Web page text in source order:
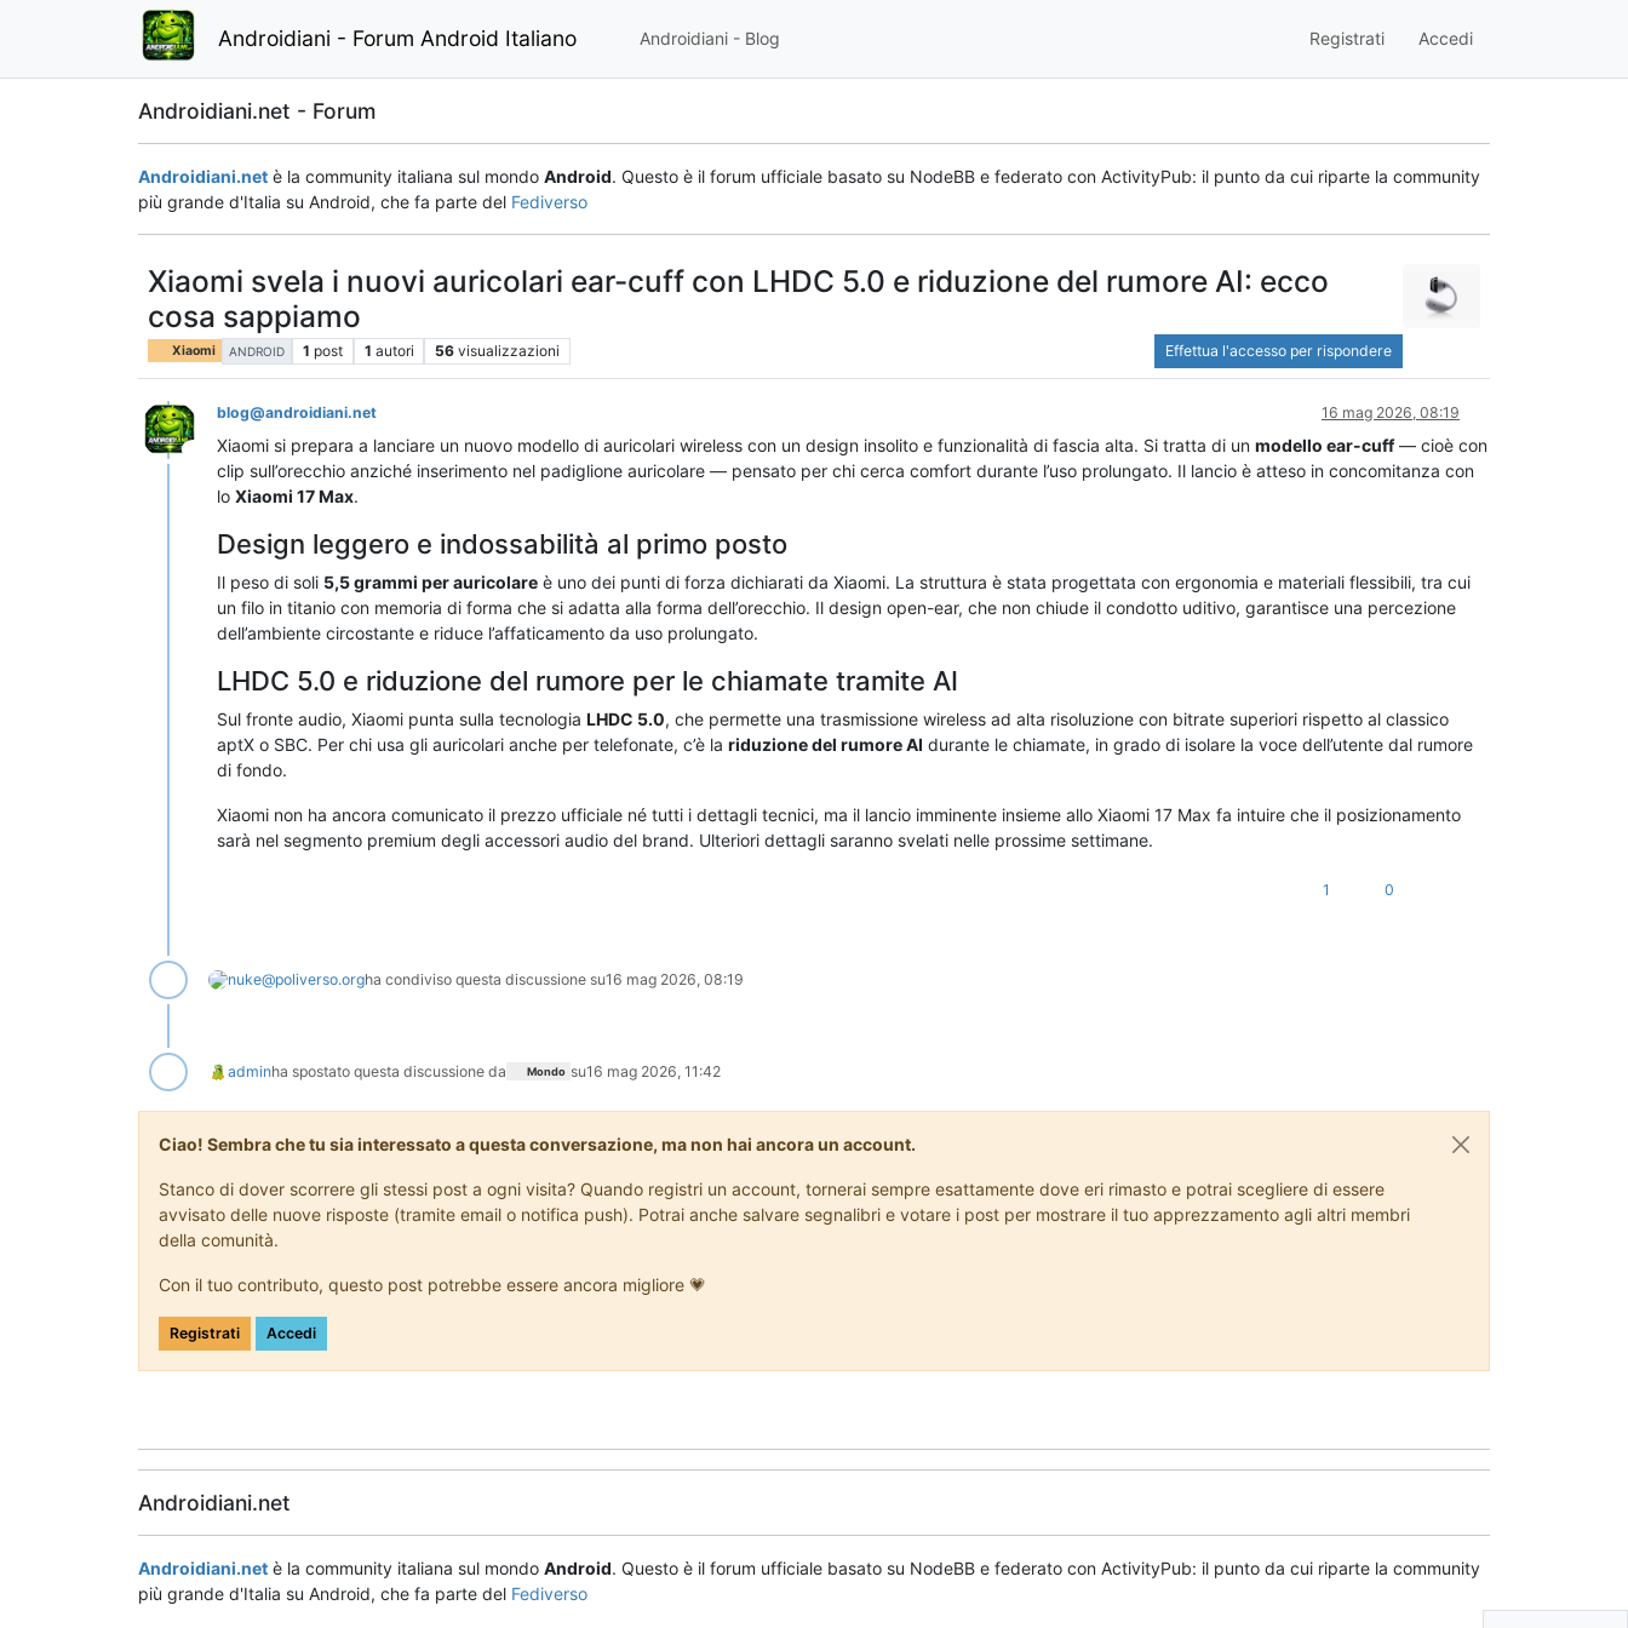
Androidiani - Forum Android Italiano Androidiani - Blog Registrati Accedi
Androidiani.net - Forum
Androidiani.net è la community italiana sul mondo Android. Questo è il forum ufficiale basato su NodeBB e federato con ActivityPub: il punto da cui riparte la community
più grande d'Italia su Android, che fa parte del Fediverso
Xiaomi svela i nuovi auricolari ear-cuff con LHDC 5.0 e riduzione del rumore AI: ecco
cosa sappiamo
Xiaomi ANDROID 1 post 1 autori 56 visualizzazioni Effettua l'accesso per rispondere
Questo utente è esterno a questo forum
blog@androidiani.net 16 mag 2026, 08:19
Xiaomi si prepara a lanciare un nuovo modello di auricolari wireless con un design insolito e funzionalità di fascia alta. Si tratta di un modello ear-cuff— cioè con
clip sull’orecchio anziché inserimento nel padiglione auricolare — pensato per chi cerca comfort durante l’uso prolungato. Il lancio è atteso in concomitanza con
lo Xiaomi 17 Max.
Design leggero e indossabilità al primo posto
Il peso di soli 5,5 grammi per auricolare è uno dei punti di forza dichiarati da Xiaomi. La struttura è stata progettata con ergonomia e materiali flessibili, tra cui
un filo in titanio con memoria di forma che si adatta alla forma dell’orecchio. Il design open-ear, che non chiude il condotto uditivo, garantisce una percezione
dell’ambiente circostante e riduce l’affaticamento da uso prolungato.
LHDC 5.0 e riduzione del rumore per le chiamate tramite AI
Sul fronte audio, Xiaomi punta sulla tecnologia LHDC 5.0, che permette una trasmissione wireless ad alta risoluzione con bitrate superiori rispetto al classico
aptX o SBC. Per chi usa gli auricolari anche per telefonate, c’è la riduzione del rumore AI durante le chiamate, in grado di isolare la voce dell’utente dal rumore
di fondo.
Xiaomi non ha ancora comunicato il prezzo ufficiale né tutti i dettagli tecnici, ma il lancio imminente insieme allo Xiaomi 17 Max fa intuire che il posizionamento
sarà nel segmento premium degli accessori audio del brand. Ulteriori dettagli saranno svelati nelle prossime settimane.
1 0
nuke@poliverso.orgha condiviso questa discussione su16 mag 2026, 08:19
adminha spostato questa discussione da Mondo su16 mag 2026, 11:42
Ciao! Sembra che tu sia interessato a questa conversazione, ma non hai ancora un account.
Stanco di dover scorrere gli stessi post a ogni visita? Quando registri un account, tornerai sempre esattamente dove eri rimasto e potrai scegliere di essere
avvisato delle nuove risposte (tramite email o notifica push). Potrai anche salvare segnalibri e votare i post per mostrare il tuo apprezzamento agli altri membri
della comunità.
Con il tuo contributo, questo post potrebbe essere ancora migliore 💗
Registrati Accedi
Androidiani.net
Androidiani.net è la community italiana sul mondo Android. Questo è il forum ufficiale basato su NodeBB e federato con ActivityPub: il punto da cui riparte la community
più grande d'Italia su Android, che fa parte del Fediverso